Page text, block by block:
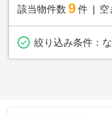
該当物件数 9件 空
絞り込み条件：